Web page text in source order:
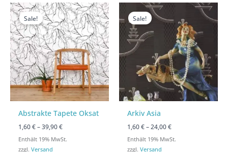
Sale!
Abstrakte Tapete Oksat
1,60€ –39,90€
Preisspanne:
1,60 €
bis
39,90 €
Enthält 19% MwSt.
zzgl.Versand
Preisspanne:
1,60 €
bis
39,90 €
Sale!
Arkiv Asia
1,60€ –24,00€
Preisspanne:
bis
24,00 €
Enthält 19% MwSt.
zzgl.Versand
Preisspanne:
bis
24,00 €